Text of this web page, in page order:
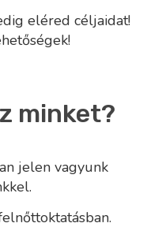
eléred céljaidat!
minket?
jelen vagyunk